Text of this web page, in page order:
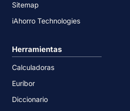
Sitemap
iAhorro Technologies
Herramientas
Calculadoras
Euríbor
Diccionario